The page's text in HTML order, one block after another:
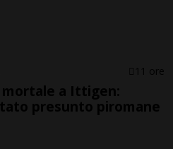
11 ore
mortale a Ittigen:
presunto piromane